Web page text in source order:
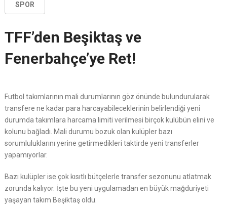
SPOR
TFF’den Beşiktaş ve
Fenerbahçe’ye Ret!
Futbol takımlarının mali durumlarının göz önünde bulundurularak
transfere ne kadar para harcayabileceklerinin belirlendiği yeni
durumda takımlara harcama limiti verilmesi birçok kulübün elini ve
kolunu bağladı. Mali durumu bozuk olan kulüpler bazı
sorumluluklarını yerine getirmedikleri taktirde yeni transferler
yapamıyorlar.
Bazı kulüpler ise çok kısıtlı bütçelerle transfer sezonunu atlatmak
zorunda kalıyor. İşte bu yeni uygulamadan en büyük mağduriyeti
yaşayan takım Beşiktaş oldu.